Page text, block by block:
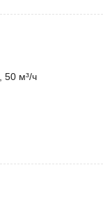
, 50 м³/ч